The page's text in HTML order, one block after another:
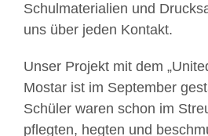
Schulmaterialien und
uns über jeden Kontakt.
Unser Projekt mit dem
Mostar ist im September
Schüler waren schon im
pflegten, hegten und